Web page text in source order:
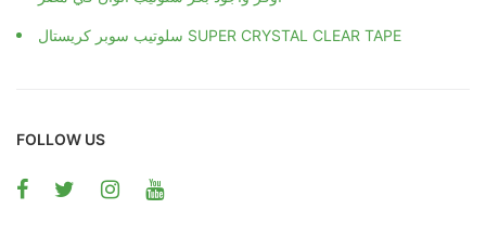
سلوتيب سوبر كريستال SUPER CRYSTAL CLEAR TAPE
FOLLOW US